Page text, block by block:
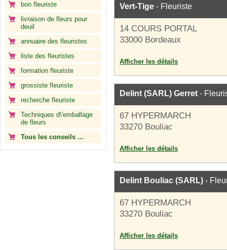
bon fleuriste
livraison de fleurs pour
deuil
annuaire des fleuristes
liste des fleuristes
formation fleuriste
grossiste fleuriste
recherche fleuriste
Techniques d\'emballage
de fleurs
Tous les conseils ...
Vert-Tige - Fleuriste
14 COURS PORTAL
33000 Bordeaux
Afficher les détails
Delint (SARL) Gerret -
67 HYPERMARCH
33270 Bouliac
Afficher les détails
Delint Bouliac (SARL) -
67 HYPERMARCH
33270 Bouliac
Afficher les détails